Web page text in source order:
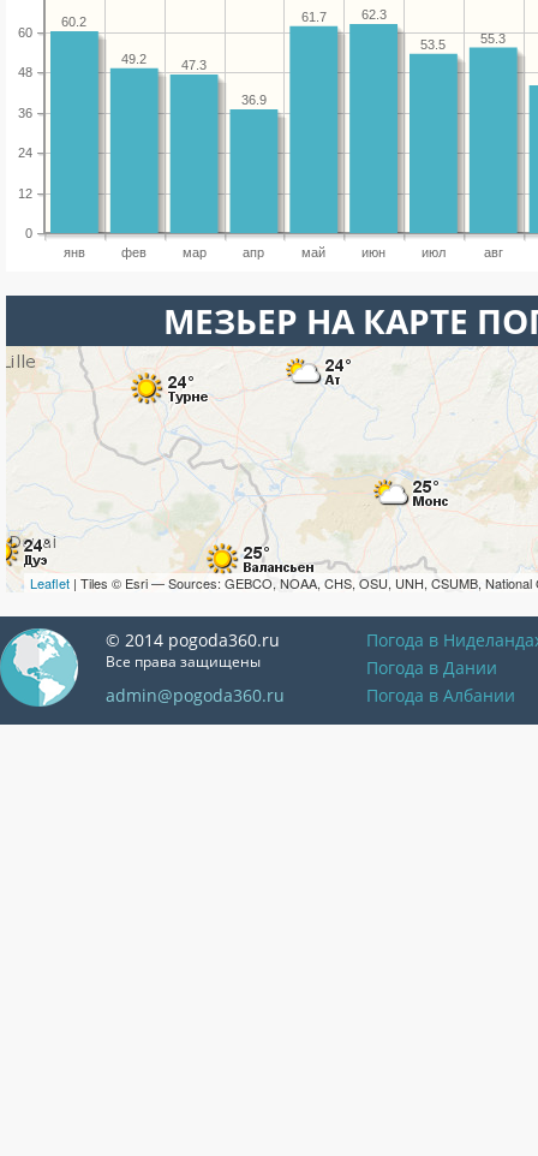
янв фев мар апр май июн июл авг
0
12
24
36
48
60 55.3
53.5
62.3
61.7
36.9
47.3
49.2
60.2
МЕЗЬЕР НА КАРТЕ
Leaflet | Tiles © Esri — Sources: GEBCO, NOAA, CHS, OSU, UNH, CSUMB, National
© 2014 pogoda360.ru
Все права защищены
admin@pogoda360.ru
Погода в
Погода в Дании
Погода в Албании